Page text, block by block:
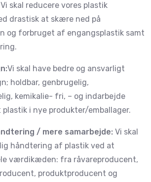
Vi skal reducere vores plastik
drastisk at skære ned på
og forbruget af engangsplastik samt
Vi skal have bedre og ansvarligt
holdbar, genbrugelig,
kemikalie- fri, – og indarbejde
i nye produkter/emballager.
/ mere samarbejde:Vi skal
håndtering af plastik ved at
værdikæden: fra råvareproducent,
produktproducent og